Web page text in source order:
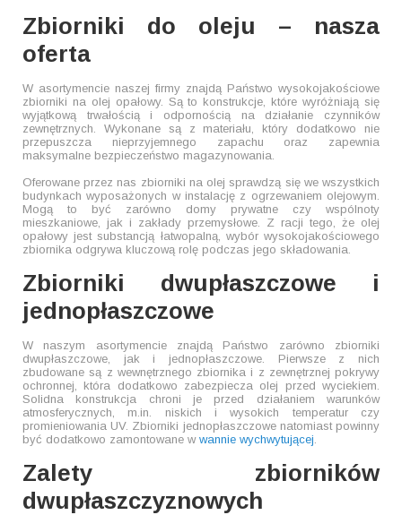
Zbiorniki do oleju – nasza
oferta
W asortymencie naszej firmy znajdą Państwo wysokojakościowe
zbiorniki na olej opałowy. Są to konstrukcje, które wyróżniają się
wyjątkową trwałością i odpornością na działanie czynników
zewnętrznych. Wykonane są z materiału, który dodatkowo nie
przepuszcza nieprzyjemnego zapachu oraz zapewnia
maksymalne bezpieczeństwo magazynowania.
Oferowane przez nas zbiorniki na olej sprawdzą się we wszystkich
budynkach wyposażonych w instalację z ogrzewaniem olejowym.
Mogą to być zarówno domy prywatne czy wspólnoty
mieszkaniowe, jak i zakłady przemysłowe. Z racji tego, że olej
opałowy jest substancją łatwopalną, wybór wysokojakościowego
zbiornika odgrywa kluczową rolę podczas jego składowania.
Zbiorniki dwupłaszczowe i
jednopłaszczowe
W naszym asortymencie znajdą Państwo zarówno zbiorniki
dwupłaszczowe, jak i jednopłaszczowe. Pierwsze z nich
zbudowane są z wewnętrznego zbiornika i z zewnętrznej pokrywy
ochronnej, która dodatkowo zabezpiecza olej przed wyciekiem.
Solidna konstrukcja chroni je przed działaniem warunków
atmosferycznych, m.in. niskich i wysokich temperatur czy
promieniowania UV. Zbiorniki jednopłaszczowe natomiast powinny
być dodatkowo zamontowane w wannie wychwytującej.
Zalety zbiorników
dwupłaszczyznowych